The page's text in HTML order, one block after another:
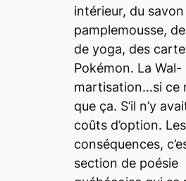
intérieur, du savon
pamplemousse,
de yoga, des
Pokémon. La Wal-
martisation…si ce
que ça. S’il n’y
coûts d’option. Les
conséquences,
section de poésie